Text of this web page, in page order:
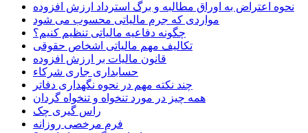
نحوه اعتراض به اوراق مطالبه و برگ استرداد ارزش افزوده
مواردی که جرم مالیاتی محسوب می شود
چگونه دفاعیه مالیاتی تنظیم کنیم؟
تکالیف مهم مالیاتی اشخاص حقوقی
قانون مالیات بر ارزش افزوده
حسابداری جاری شرکاء
چند نکته مهم در نحوه نگهداری دفاتر
همه چیز در مورد تنخواه و تنخواه گردان
راس گیری چک
فرم مرخصی روزانه